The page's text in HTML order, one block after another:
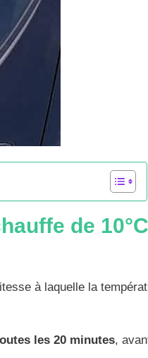
de
à laquelle la
les 20 minutes,